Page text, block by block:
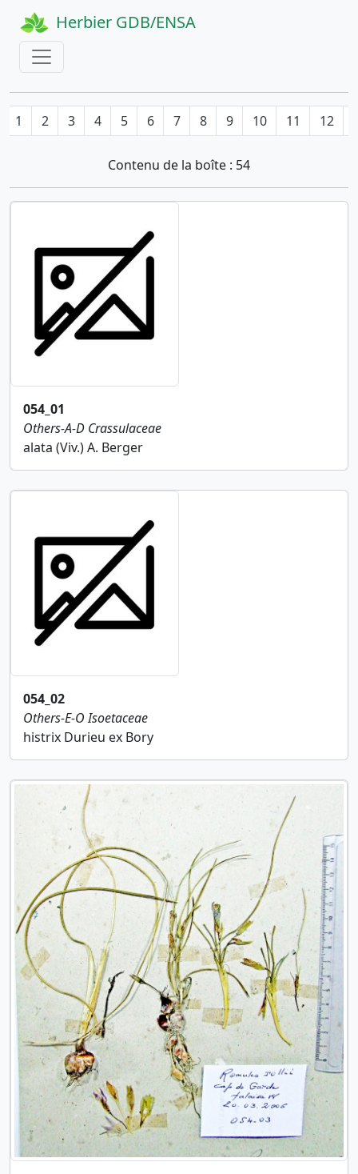
Herbier GDB/ENSA
1 2 3 4 5 6 7 8 9 10 11 12
Contenu de la boîte : 54
054_01
Others-A-D Crassulaceae
alata (Viv.) A. Berger
054_02
Others-E-O Isoetaceae
histrix Durieu ex Bory